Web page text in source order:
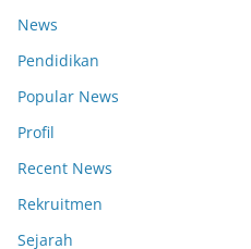
News
Pendidikan
Popular News
Profil
Recent News
Rekruitmen
Sejarah